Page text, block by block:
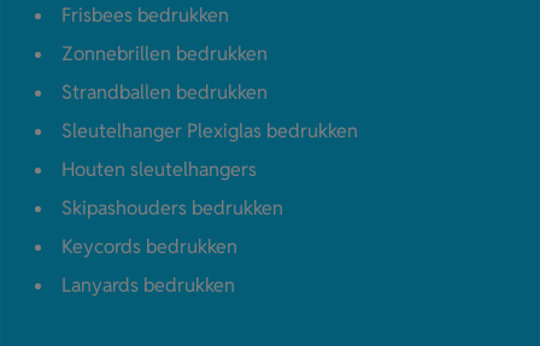
Frisbees bedrukken
Zonnebrillen bedrukken
Strandballen bedrukken
Sleutelhanger Plexiglas bedrukken
Houten sleutelhangers
Skipashouders bedrukken
Keycords bedrukken
Lanyards bedrukken